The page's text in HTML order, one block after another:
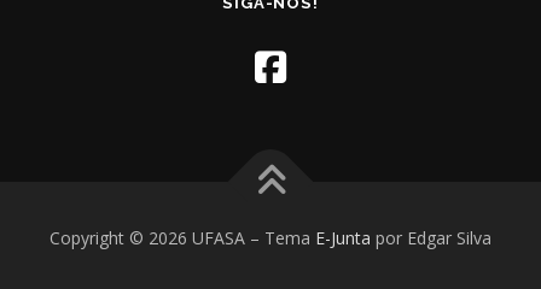
Copyright © 2026 UFASA – Tema E-Junta por Edgar Silva